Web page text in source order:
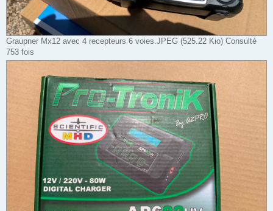
Graupner Mx12 avec 4 recepteurs 6 voies.JPEG (525.22 Kio) Consulté
753 fois